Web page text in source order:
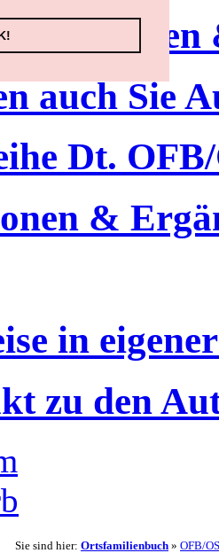
auch Sie
Dt.
&
in
zu den
Sie sind hier: Ortsfamilienbuch » OFB/